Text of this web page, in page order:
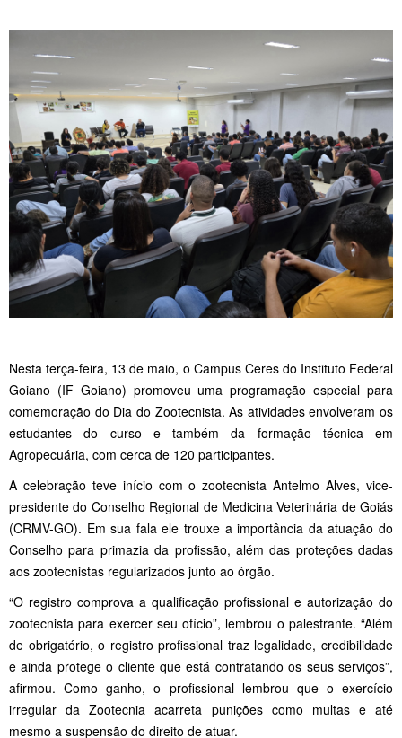
Nesta terça-feira, 13 de maio, o Campus Ceres do Instituto Federal
Goiano (IF Goiano) promoveu uma programação especial para
comemoração do Dia do Zootecnista. As atividades envolveram os
estudantes do curso e também da formação técnica em
Agropecuária, com cerca de 120 participantes.
A celebração teve início com o zootecnista Antelmo Alves, vice-
presidente do Conselho Regional de Medicina Veterinária de Goiás
(CRMV-GO). Em sua fala ele trouxe a importância da atuação do
Conselho para primazia da profissão, além das proteções dadas
aos zootecnistas regularizados junto ao órgão.
“O registro comprova a qualificação profissional e autorização do
zootecnista para exercer seu ofício”, lembrou o palestrante. “Além
de obrigatório, o registro profissional traz legalidade, credibilidade
e ainda protege o cliente que está contratando os seus serviços”,
afirmou. Como ganho, o profissional lembrou que o exercício
irregular da Zootecnia acarreta punições como multas e até
mesmo a suspensão do direito de atuar.